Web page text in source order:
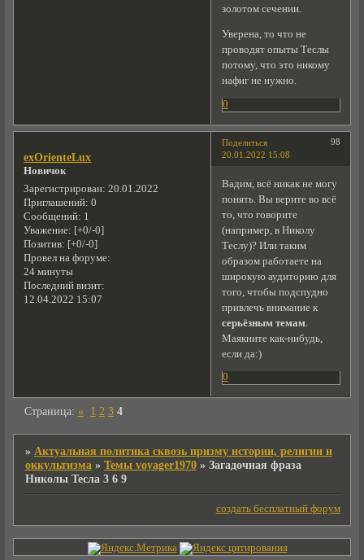
золотом сечении.
Уверена, то что не
проводят опыты Теслы
потому, что это никому
нафиг не нужно.
0
Поделиться
98
20.01.2022 15:08
exOrienteLux
Новичок
Зарегистрирован: 20.01.2022
Приглашений: 0
Сообщений: 1
Уважение: [+0/-0]
Позитив: [+0/-0]
Провел на форуме:
24 минуты
Последний визит:
12.04.2022 15:07
Вадим, всё никак не могу
понять. Вы верите во всё
то, что говорите
(например, в Николу
Теслу)? Или таким
образом работаете на
широкую аудиторию для
того, чтобы подспудно
привлечь внимание к
серьёзным темам.
Маякните как-нибудь,
если да:)
0
Страница: « 1 2 3 4
» Актуальная политика сквозь призму истории, религии и
оккультизма » Темы voyager1970 » Загадочная фраза
Николы Тесла 3 6 9
создать бесплатный форум